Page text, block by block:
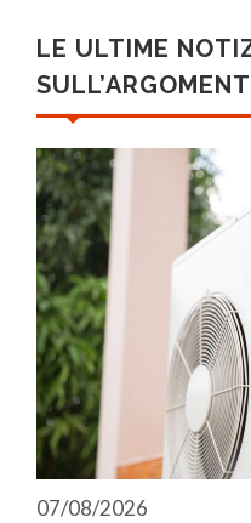
LE ULTIME
07/08/2026